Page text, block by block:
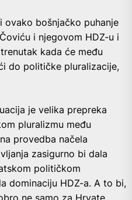
ovako bošnjačko puhanje
i njegovom HDZ-u i
kada će među
do političke pluralizacije,
je velika prepreka
pluralizmu među
provedba načela
zasigurno bi dala
političkom
dominaciju HDZ-a. A to bi,
ne samo za Hrvate,